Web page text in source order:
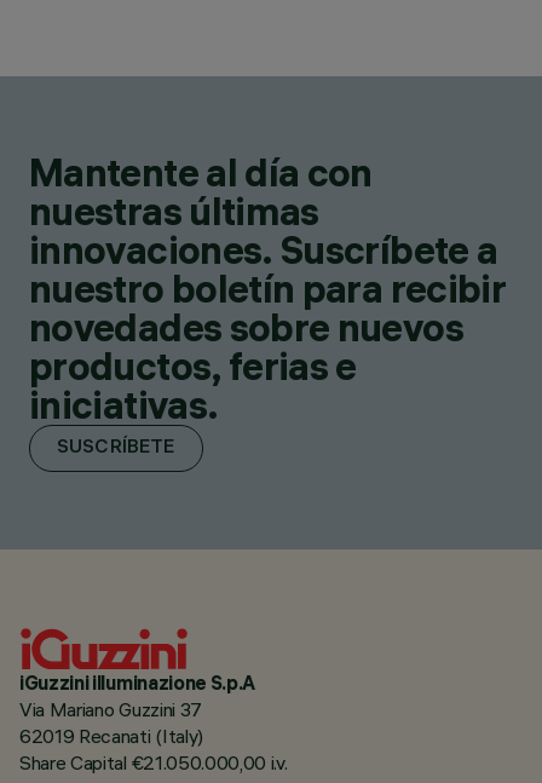
Mantente al día con
nuestras últimas
innovaciones. Suscríbete a
nuestro boletín para recibir
novedades sobre nuevos
productos, ferias e
iniciativas.
SUSCRÍBETE
iGuzzini illuminazione S.p.A
Via Mariano Guzzini 37
62019 Recanati (Italy)
Share Capital €21.050.000,00 i.v.